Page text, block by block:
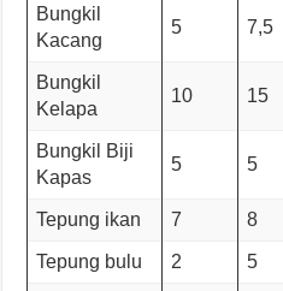
Bungkil
Kacang
5 7,5
Bungkil
Kelapa
10 15
Bungkil Biji
Kapas
5 5
Tepung ikan 7 8
Tepung bulu 2 5